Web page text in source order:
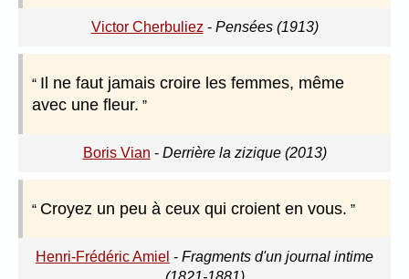
Victor Cherbuliez - Pensées (1913)
Il ne faut jamais croire les femmes, même
avec une fleur.
Boris Vian - Derrière la zizique (2013)
Croyez un peu à ceux qui croient en vous.
Henri-Frédéric Amiel - Fragments d'un journal intime